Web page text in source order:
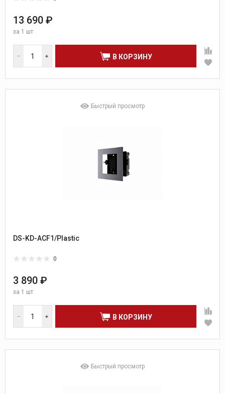
13 690 ₽
за 1 шт
В КОРЗИНУ
Быстрый просмотр
DS-KD-ACF1/Plastic
0
3 890 ₽
за 1 шт
В КОРЗИНУ
Быстрый просмотр